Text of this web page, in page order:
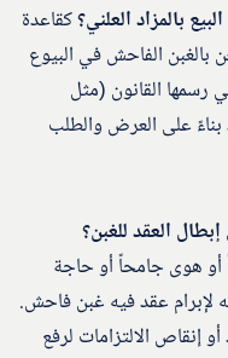
كقاعدة
بالغبن الفاحش في البيوع
رسمها القانون (مثل
بناءً على العرض والطلب
هوى جامحاً أو حاجة
عقد فيه غبن فاحش.
إنقاص الالتزامات لرفع